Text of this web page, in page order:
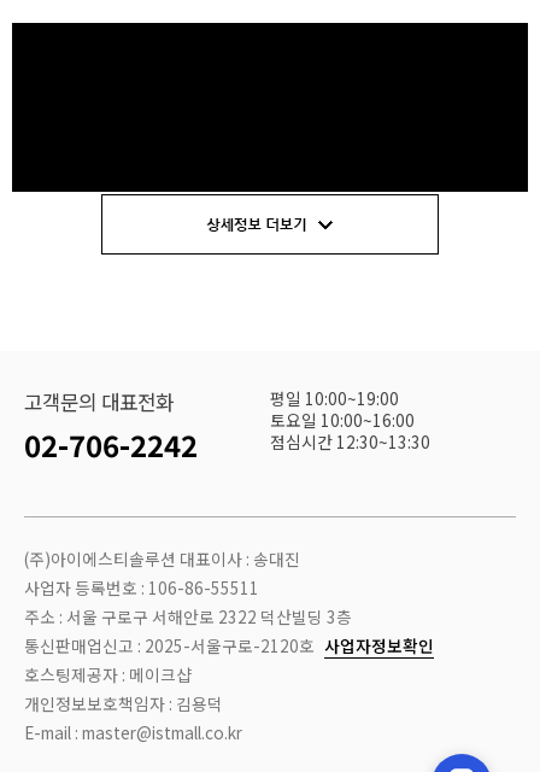
고객문의 대표전화
02-706-2242
평일 10:00~19:00
토요일 10:00~16:00
점심시간 12:30~13:30
(주)아이에스티솔루션 대표이사 : 송대진
사업자 등록번호 : 106-86-55511
주소 : 서울 구로구 서해안로 2322 덕산빌딩 3층
통신판매업신고 : 2025-서울구로-2120호 사업자정보확인
호스팅제공자 : 메이크샵
개인정보보호책임자 : 김용덕
E-mail : master@istmall.co.kr